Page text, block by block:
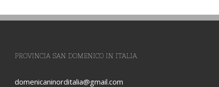
PROVINCIA SAN DOMENICO IN ITALIA
domenicaninorditalia@gmail.com